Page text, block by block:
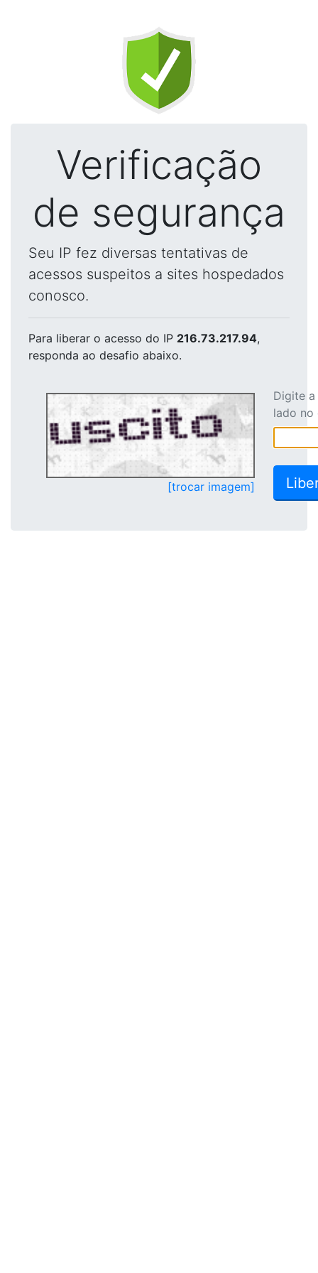
Verificação
de segurança
Seu IP fez diversas tentativas de
acessos suspeitos a sites hospedados
conosco.
Para liberar o acesso do IP 216.73.217.94,
responda ao desafio abaixo.
[trocar imagem]
Digite
lado no